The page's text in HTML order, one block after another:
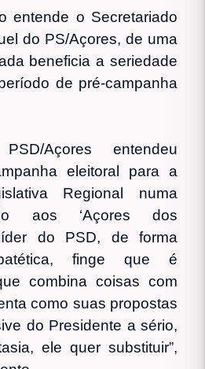
entende o Secretariado
do PS/Açores, de uma
beneficia a seriedade
de pré-campanha
Açores entendeu
eleitoral para a
Regional numa
aos ‘Açores dos
do PSD, de forma
finge que é
combina coisas com
como suas propostas
do Presidente a sério,
ele quer substituir”,